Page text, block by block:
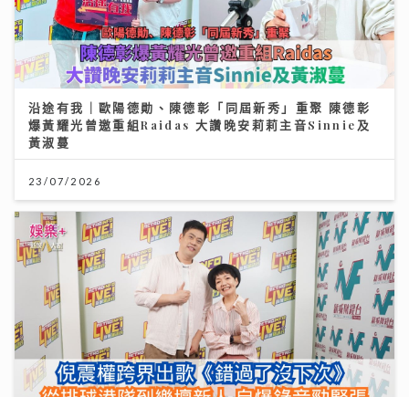
沿途有我｜歐陽德勛、陳德彰「同屆新秀」重聚 陳德彰
爆黃耀光曾邀重組Raidas 大讚晚安莉莉主音Sinnie及
黃淑蔓
23/07/2026